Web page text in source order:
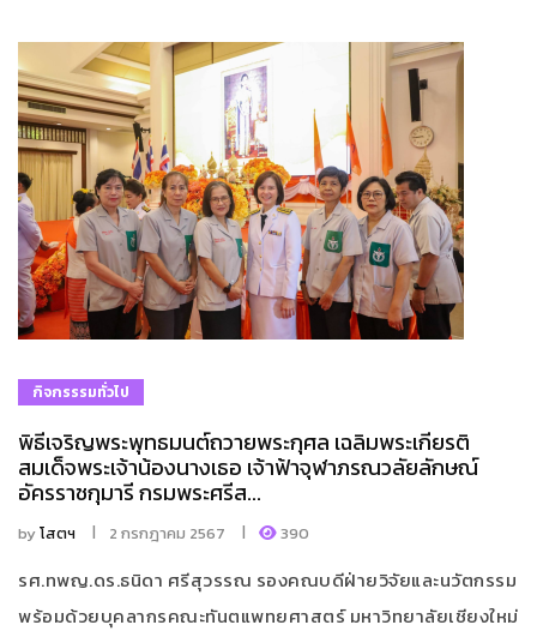
กิจกรรรมทั่วไป
พิธีเจริญพระพุทธมนต์ถวายพระกุศล เฉลิมพระเกียรติ
สมเด็จพระเจ้าน้องนางเธอ เจ้าฟ้าจุฬาภรณวลัยลักษณ์
อัครราชกุมารี กรมพระศรีส...
byโสตฯ 2 กรกฎาคม 2567 390
รศ.ทพญ.ดร.ธนิดา ศรีสุวรรณ รองคณบดีฝ่ายวิจัยและนวัตกรรม
พร้อมด้วยบุคลากรคณะทันตแพทยศาสตร์ มหาวิทยาลัยเชียงใหม่